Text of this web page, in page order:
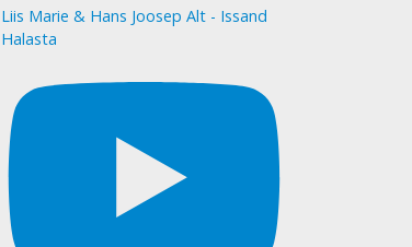
Liis Marie & Hans Joosep Alt - Issand
Halasta